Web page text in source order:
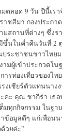
ตลอด 9 วัน ปีนี้เรา
ชสีมา กองประกว
สถานที่ต่างๆ ซึ่งร
นในค่ำคืนวันที่ 2
ระชาชนชาวไทยม
มผู้เข้าประกวดใน
ารท่องเที่ยวของไ
งเชียร์ตัวแทนนาง
คะ คุณ ชากีร่า เธ
มทุกกิจกรรม ในฐา
อมูลดีๆ แก่เพื่อนน
วยค่ะ”